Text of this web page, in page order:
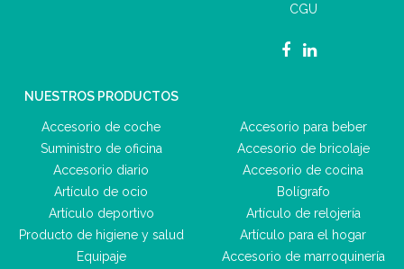
CGU
NUESTROS PRODUCTOS
Accesorio de coche
Suministro de oficina
Accesorio diario
Artículo de ocio
Artículo deportivo
Producto de higiene y salud
Equipaje
Accesorio para beber
Accesorio de bricolaje
Accesorio de cocina
Bolígrafo
Artículo de relojería
Artículo para el hogar
Accesorio de marroquinería